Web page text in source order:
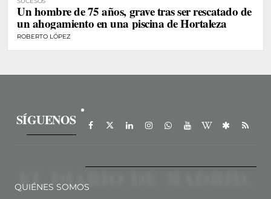
Un hombre de 75 años, grave tras ser rescatado de
un ahogamiento en una piscina de Hortaleza
ROBERTO LÓPEZ
SÍGUENOS
QUIÉNES SOMOS